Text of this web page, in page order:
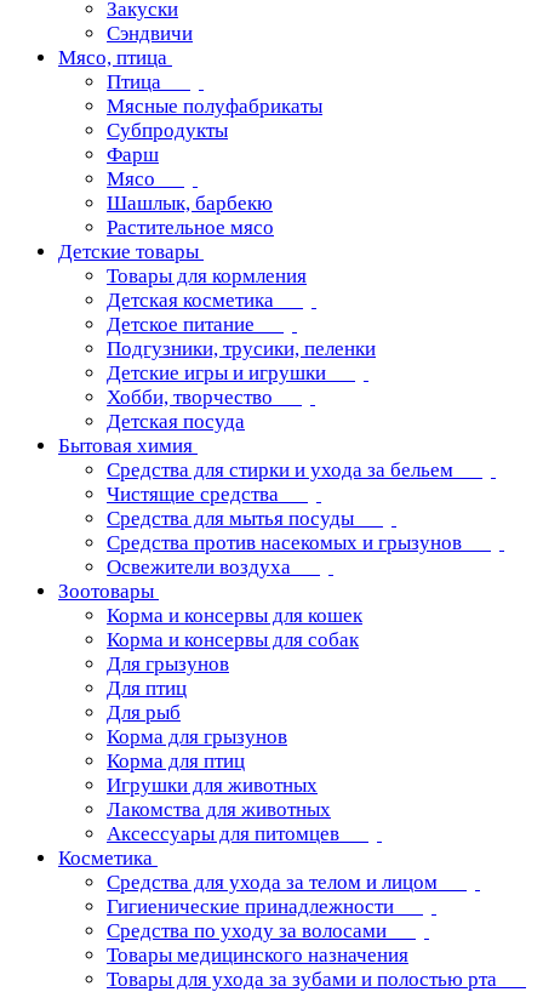
Закуски
Сэндвичи
Мясо, птица
Птица
Мясные полуфабрикаты
Субпродукты
Фарш
Мясо
Шашлык, барбекю
Растительное мясо
Детские товары
Товары для кормления
Детская косметика
Детское питание
Подгузники, трусики, пеленки
Детские игры и игрушки
Хобби, творчество
Детская посуда
Бытовая химия
Средства для стирки и ухода за бельем
Чистящие средства
Средства для мытья посуды
Средства против насекомых и грызунов
Освежители воздуха
Зоотовары
Корма и консервы для кошек
Корма и консервы для собак
Для грызунов
Для птиц
Для рыб
Корма для грызунов
Корма для птиц
Игрушки для животных
Лакомства для животных
Аксессуары для питомцев
Косметика
Средства для ухода за телом и лицом
Гигиенические принадлежности
Средства по уходу за волосами
Товары медицинского назначения
Товары для ухода за зубами и полостью рта